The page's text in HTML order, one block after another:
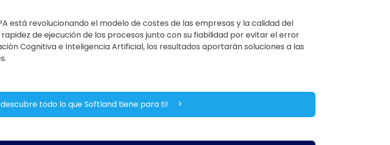
está revolucionando el modelo de costes de las empresas y la calidad del
de ejecución de los procesos junto con su fiabilidad por evitar el error
Cognitiva e Inteligencia Artificial, los resultados aportarán soluciones a las
todo lo que Softland tiene para ti!